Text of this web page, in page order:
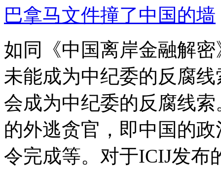
巴拿马文件撞了中国的墙
如同《中国离岸金融解
未能成为中纪委的反腐
会成为中纪委的反腐线
的外逃贪官，即中国的
令完成等。对于ICIJ发布